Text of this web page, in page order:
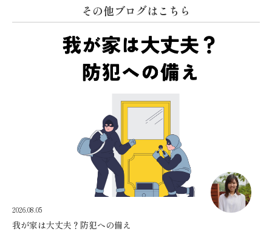
その他ブログはこちら
2026.08.05
我が家は大丈夫？防犯への備え